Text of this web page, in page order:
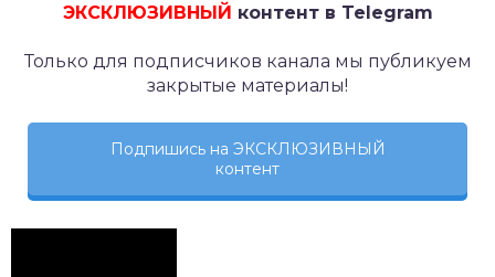
ЭКСКЛЮЗИВНЫЙ контент в Telegram
Только для подписчиков канала мы публикуем
закрытые материалы!
Подпишись на ЭКСКЛЮЗИВНЫЙ
контент